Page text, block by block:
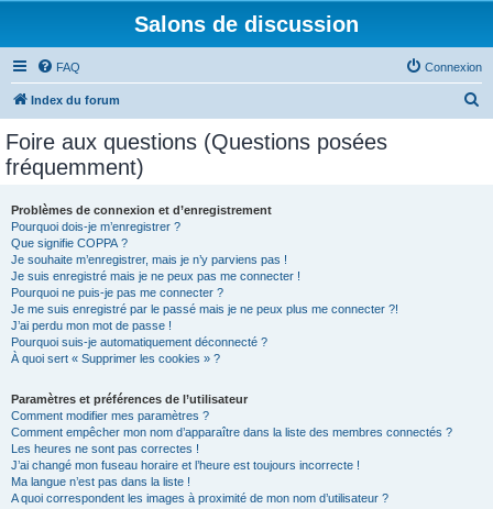
Salons de discussion
FAQ Connexion
Index du forum
Foire aux questions (Questions posées
fréquemment)
Problèmes de connexion et d’enregistrement
Pourquoi dois-je m’enregistrer ?
Que signifie COPPA ?
Je souhaite m’enregistrer, mais je n’y parviens pas !
Je suis enregistré mais je ne peux pas me connecter !
Pourquoi ne puis-je pas me connecter ?
Je me suis enregistré par le passé mais je ne peux plus me connecter ?!
J’ai perdu mon mot de passe !
Pourquoi suis-je automatiquement déconnecté ?
À quoi sert « Supprimer les cookies » ?
Paramètres et préférences de l’utilisateur
Comment modifier mes paramètres ?
Comment empêcher mon nom d’apparaître dans la liste des membres connectés ?
Les heures ne sont pas correctes !
J’ai changé mon fuseau horaire et l’heure est toujours incorrecte !
Ma langue n’est pas dans la liste !
A quoi correspondent les images à proximité de mon nom d’utilisateur ?